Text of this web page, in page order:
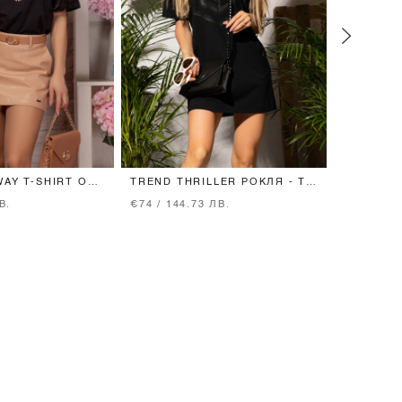
T-SHIRT ОТ
TREND THRILLER РОКЛЯ - T-
€74 / 144.73 ЛВ.